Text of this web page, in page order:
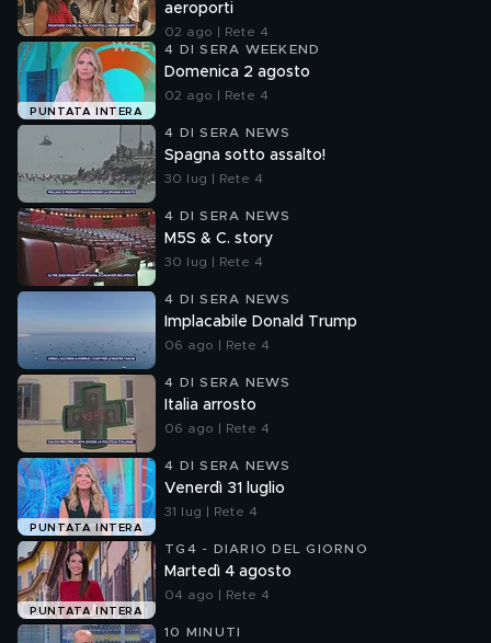
aeroporti
02 ago | Rete 4
PUNTATA INTERA
4 DI SERA WEEKEND
Domenica 2 agosto
02 ago | Rete 4
4 DI SERA NEWS
Spagna sotto assalto!
30 lug | Rete 4
4 DI SERA NEWS
M5S & C. story
30 lug | Rete 4
4 DI SERA NEWS
Implacabile Donald Trump
06 ago | Rete 4
4 DI SERA NEWS
Italia arrosto
06 ago | Rete 4
PUNTATA INTERA
4 DI SERA NEWS
Venerdì 31 luglio
31 lug | Rete 4
PUNTATA INTERA
TG4 - DIARIO DEL GIORNO
Martedì 4 agosto
04 ago | Rete 4
10 MINUTI